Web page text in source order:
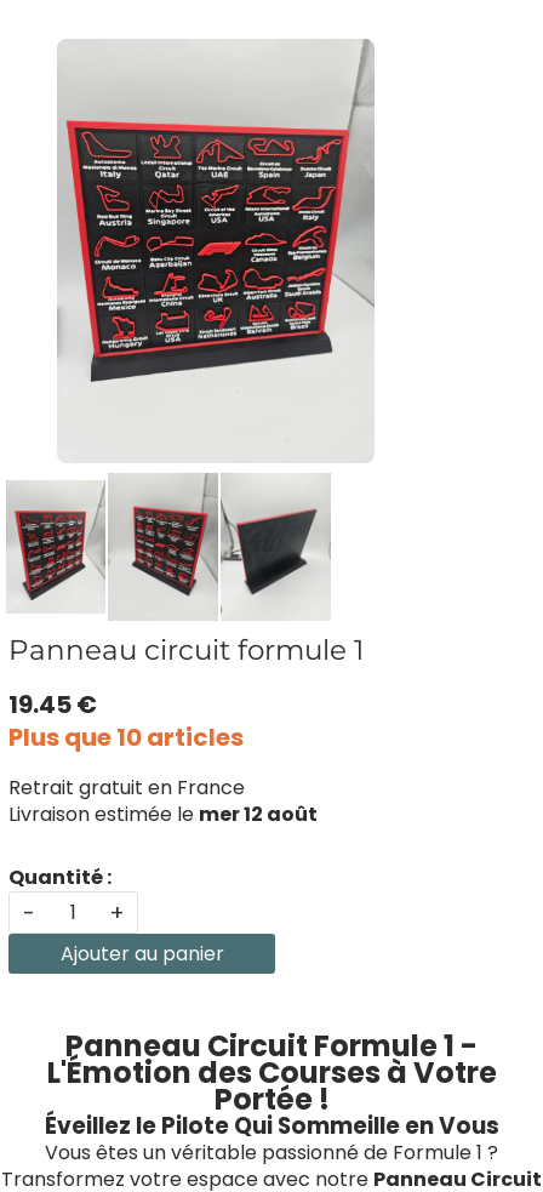
Panneau circuit formule 1
19.45 €
Plus que 10 articles
Retrait gratuit en France
Livraison estimée le mer 12 août
Quantité :
- +
Ajouter au panier
Panneau Circuit Formule 1 -
L'Émotion des Courses à Votre
Portée !
Éveillez le Pilote Qui Sommeille en Vous
Vous êtes un véritable passionné de Formule 1 ?
Transformez votre espace avec notre Panneau Circuit